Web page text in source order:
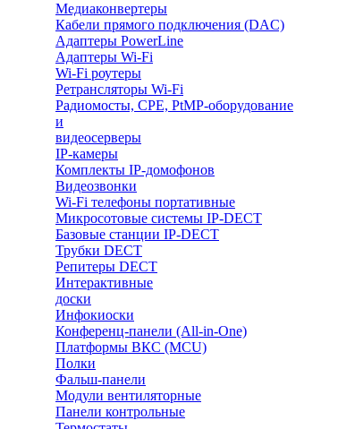
Медиаконвертеры
Кабели прямого подключения (DAC)
Адаптеры PowerLine
Адаптеры Wi-Fi
Wi-Fi роутеры
Ретрансляторы Wi-Fi
Радиомосты, CPE, PtMP-оборудование
видеосерверы
IP-камеры
Комплекты IP-домофонов
Видеозвонки
Wi-Fi телефоны портативные
Микросотовые системы IP-DECT
Базовые станции IP-DECT
Трубки DECT
Репитеры DECT
Интерактивные
доски
Инфокиоски
Конференц-панели (All-in-One)
Платформы ВКС (MCU)
Полки
Фальш-панели
Модули вентиляторные
Панели контрольные